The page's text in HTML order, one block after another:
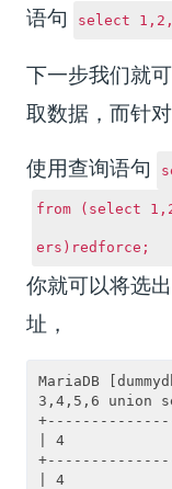
语句 select
下一步我们就
取数据，而针
使用查询语句
from (select
ers)redforce;
你就可以将选
址，
MariaDB
3,4,5,6 union
| 4
| 4